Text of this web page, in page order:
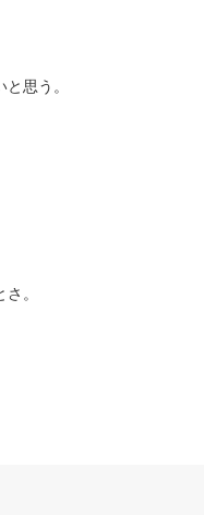
思う。
。